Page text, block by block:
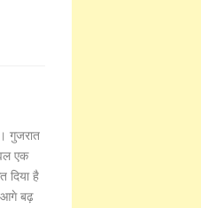
गुजरात
एक
दिया है
आगे बढ़